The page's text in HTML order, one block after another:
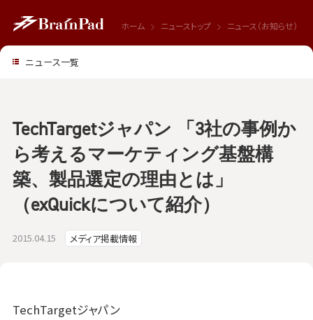
ホーム ニューストップ ニュース（お知らせ）
2015.04.15 メディア掲載情報
TechTargetジャパン 「3社の事例か
ら考えるマーケティング基盤構
築、製品選定の理由とは」
（exQuickについて紹介）
TechTargetジャパン
ニュース一覧